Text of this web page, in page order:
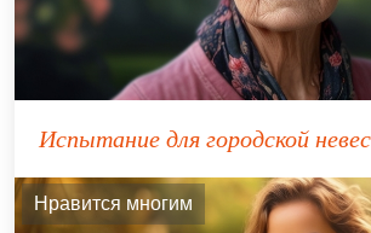
Испытание для городской
Нравится многим